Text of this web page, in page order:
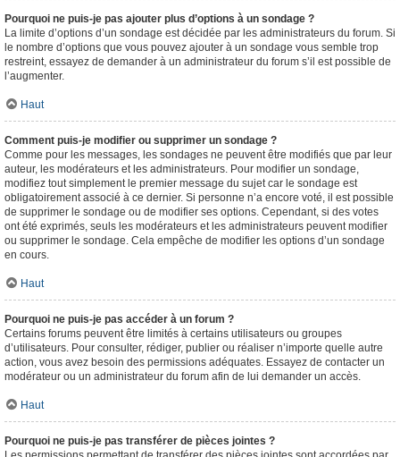
Pourquoi ne puis-je pas ajouter plus d’options à un sondage ?
La limite d’options d’un sondage est décidée par les administrateurs du forum. Si
le nombre d’options que vous pouvez ajouter à un sondage vous semble trop
restreint, essayez de demander à un administrateur du forum s’il est possible de
l’augmenter.
Haut
Comment puis-je modifier ou supprimer un sondage ?
Comme pour les messages, les sondages ne peuvent être modifiés que par leur
auteur, les modérateurs et les administrateurs. Pour modifier un sondage,
modifiez tout simplement le premier message du sujet car le sondage est
obligatoirement associé à ce dernier. Si personne n’a encore voté, il est possible
de supprimer le sondage ou de modifier ses options. Cependant, si des votes
ont été exprimés, seuls les modérateurs et les administrateurs peuvent modifier
ou supprimer le sondage. Cela empêche de modifier les options d’un sondage
en cours.
Haut
Pourquoi ne puis-je pas accéder à un forum ?
Certains forums peuvent être limités à certains utilisateurs ou groupes
d’utilisateurs. Pour consulter, rédiger, publier ou réaliser n’importe quelle autre
action, vous avez besoin des permissions adéquates. Essayez de contacter un
modérateur ou un administrateur du forum afin de lui demander un accès.
Haut
Pourquoi ne puis-je pas transférer de pièces jointes ?